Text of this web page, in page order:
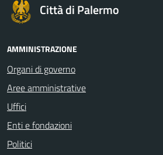
Città di Palermo
AMMINISTRAZIONE
Organi di governo
Aree amministrative
Uffici
Enti e fondazioni
Politici